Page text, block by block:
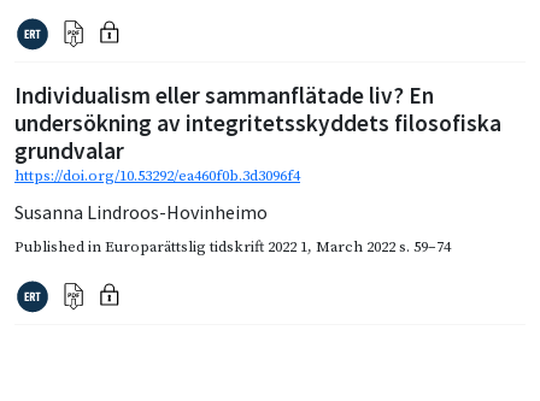
Individualism eller sammanflätade liv? En
undersökning av integritetsskyddets filosofiska
grundvalar
https://doi.org/10.53292/ea460f0b.3d3096f4
Susanna Lindroos-Hovinheimo
Published inEuroparättslig tidskrift 2022 1, March 2022s. 59–74